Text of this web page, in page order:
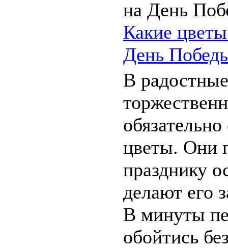
Какие
День
В
цветы. Они
празднику
делают его
В минуты
обойтись